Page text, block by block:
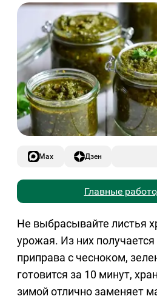
Max Дзен
Главные
Не выбрасывайте листья
урожая. Из них
приправа с чесноком,
готовится за 10 минут,
зимой отлично заменяет